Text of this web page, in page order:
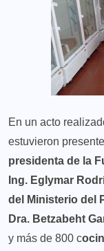
En un acto
estuvieron
presidenta de la
Ing. Eglymar
del Ministerio del
Dra. Betzabeht
y más de 800 c